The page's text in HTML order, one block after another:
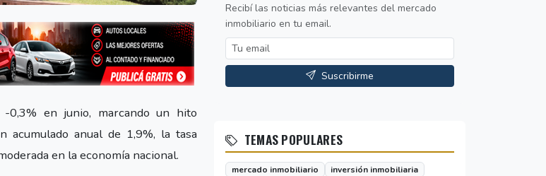
0,3% en junio, marcando un hito
anual de 1,9%, la tasa
en la economía nacional.
Recibí las noticias más relevantes del mercado
inmobiliario en tu email.
Suscribirme
TEMAS POPULARES
mercado inmobiliario
inversión inmobiliaria